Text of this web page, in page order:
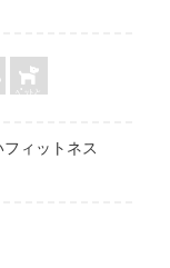
ﾍﾟｯﾄと
ィットネス